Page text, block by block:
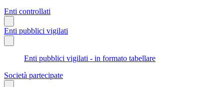
Enti controllati
Enti pubblici vigilati
Enti pubblici vigilati - in formato tabellare
Società partecipate